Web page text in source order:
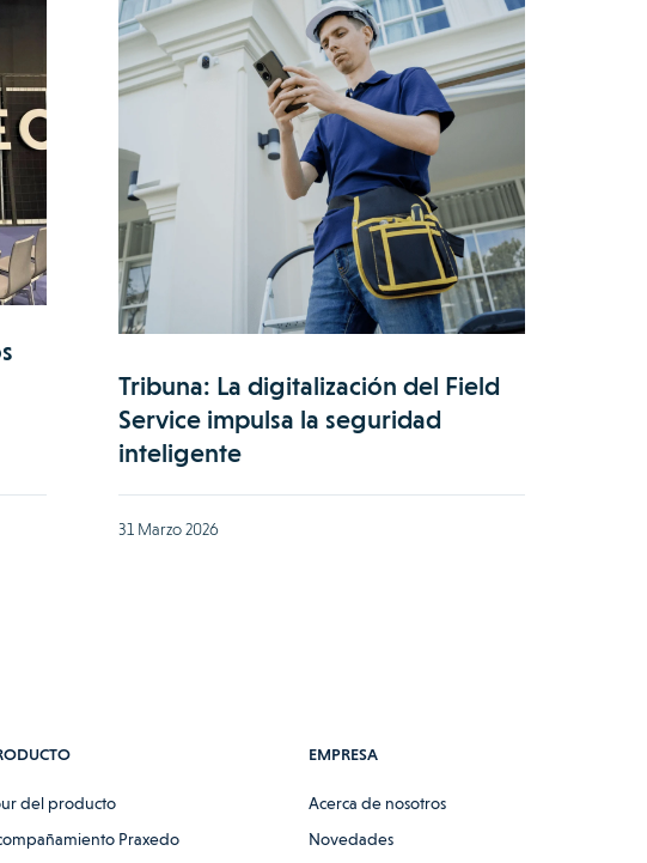
Tribuna: La digitalización del Field
Service impulsa la seguridad
inteligente
31 Marzo 2026
del producto
Praxedo
EMPRESA
Acerca de nosotros
Novedades